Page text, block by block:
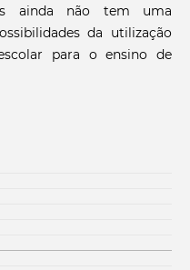
ainda não tem uma
da utilização
para o ensino de